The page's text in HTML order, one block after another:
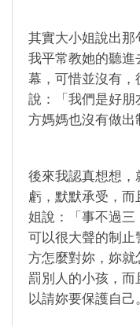
其實大小姐說出那
我平常教她的聽進
幕，可惜並沒有，
說：「我們是好朋
方媽媽也沒有做出
後來我認真想想，
虧，默默承受，
姐說：「事不過三
可以很大聲的制止
方怎麼對妳，妳就
罰別人的小孩，而
以請妳要保護自己